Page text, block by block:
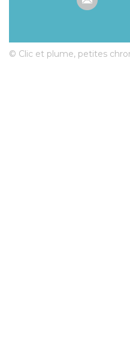
© Clic et plume, petites